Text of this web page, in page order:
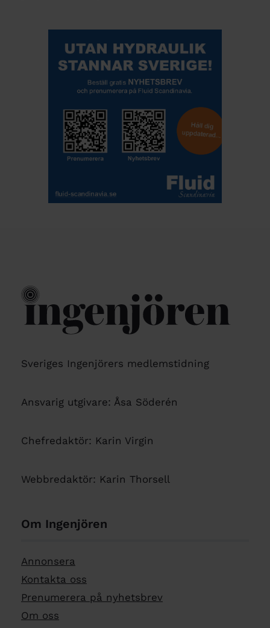
Sveriges Ingenjörers medlemstidning
Ansvarig utgivare: Åsa Söderén
Chefredaktör: Karin Virgin
Webbredaktör: Karin Thorsell
Om Ingenjören
Annonsera
Kontakta oss
Prenumerera på nyhetsbrev
Om oss